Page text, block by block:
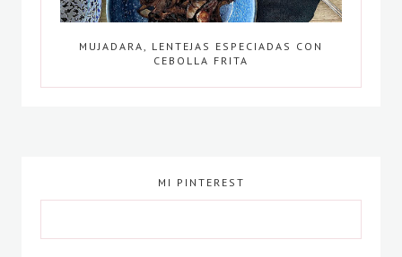
MUJADARA, LENTEJAS ESPECIADAS CON
CEBOLLA FRITA
MI PINTEREST